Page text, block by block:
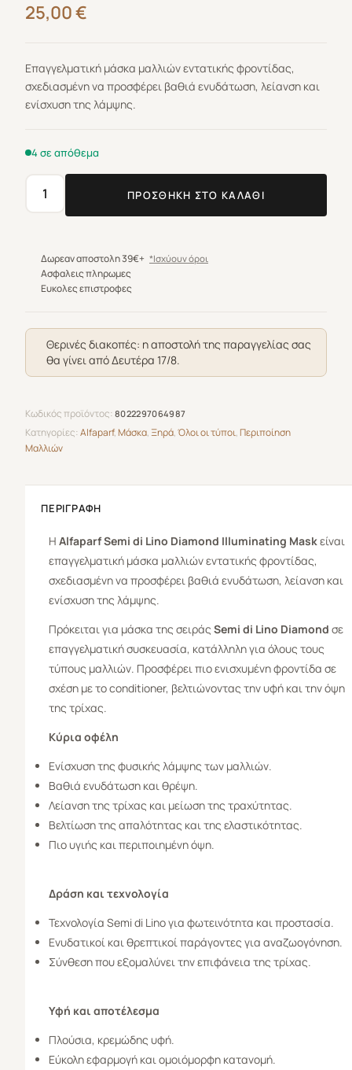
25,00€
Επαγγελματική μάσκα μαλλιών εντατικής φροντίδας,
σχεδιασμένη να προσφέρει βαθιά ενυδάτωση, λείανση και
ενίσχυση της λάμψης.
4 σε απόθεμα
Alfaparf
Lino
Diamond
Mask
500ml
ποσότητα
ΠΡΟΣΘΉΚΗ ΣΤΟ ΚΑΛΆΘΙ
Δωρεαν αποστολη 39€+ *Ισχύουν όροι
Ασφαλεις πληρωμες
Ευκολες επιστροφες
Θερινές διακοπές: η αποστολή της παραγγελίας σας
θα γίνει από Δευτέρα 17/8.
Κωδικός προϊόντος: 8022297064987
Κατηγορίες:Alfaparf,Μάσκα,Ξηρά,Όλοι οι τύποι,Περιποίηση
Μαλλιών
ΠΕΡΙΓΡΑΦΉ
Η Alfaparf Semi di Lino Diamond Illuminating Maskείναι
επαγγελματική μάσκα μαλλιών εντατικής φροντίδας,
σχεδιασμένη να προσφέρει βαθιά ενυδάτωση, λείανση και
ενίσχυση της λάμψης.
Πρόκειται για μάσκα της σειράς Semi di Lino Diamond σε
επαγγελματική συσκευασία, κατάλληλη για όλους τους
τύπους μαλλιών. Προσφέρει πιο ενισχυμένη φροντίδα σε
σχέση με το conditioner, βελτιώνοντας την υφή και την όψη
της τρίχας.
Κύρια οφέλη
Ενίσχυση της φυσικής λάμψης των μαλλιών.
Βαθιά ενυδάτωση και θρέψη.
Λείανση της τρίχας και μείωση της τραχύτητας.
Βελτίωση της απαλότητας και της ελαστικότητας.
Πιο υγιής και περιποιημένη όψη.
Δράση και τεχνολογία
Τεχνολογία Semi di Lino για φωτεινότητα και προστασία.
Ενυδατικοί και θρεπτικοί παράγοντες για αναζωογόνηση.
Σύνθεση που εξομαλύνει την επιφάνεια της τρίχας.
Υφή και αποτέλεσμα
Πλούσια, κρεμώδης υφή.
Εύκολη εφαρμογή και ομοιόμορφη κατανομή.